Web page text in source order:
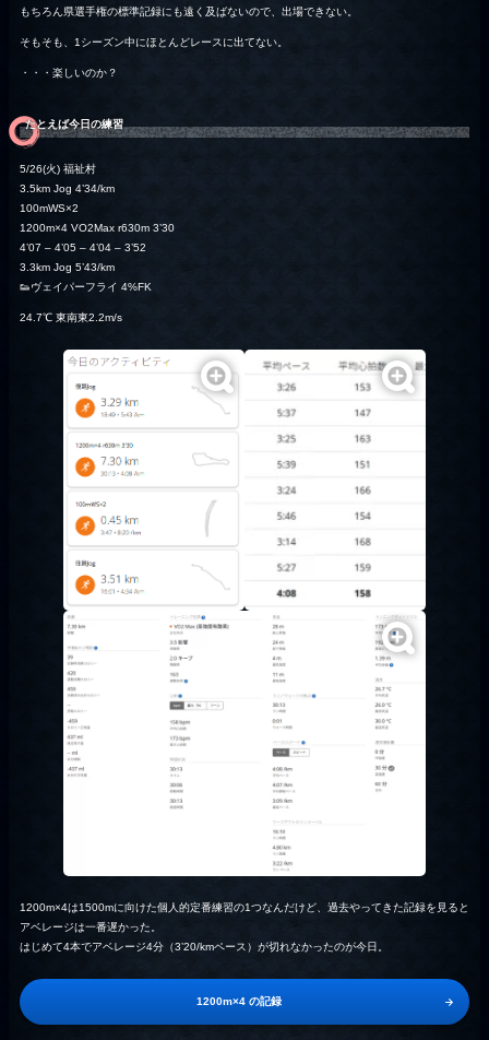
もちろん県選手権の標準記録にも遠く及ばないので、出場できない。
そもそも、1シーズン中にほとんどレースに出てない。
・・・楽しいのか？
たとえば今日の練習
5/26(火) 福祉村
3.5km Jog 4’34/km
100mWS×2
1200m×4 VO2Max r630m 3’30
4’07 – 4’05 – 4’04 – 3’52
3.3km Jog 5’43/km
👟ヴェイパーフライ 4%FK
24.7℃ 東南東2.2m/s
1200m×4は1500mに向けた個人的定番練習の1つなんだけど、過去やってきた記録を見ると
アベレージは一番遅かった。
はじめて4本でアベレージ4分（3’20/kmペース）が切れなかったのが今日。
1200m×4 の記録